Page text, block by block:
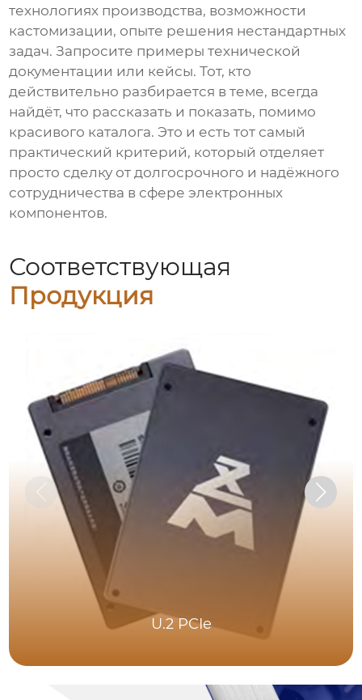
технологиях производства, возможности
кастомизации, опыте решения нестандартных
задач. Запросите примеры технической
документации или кейсы. Тот, кто
действительно разбирается в теме, всегда
найдёт, что рассказать и показать, помимо
красивого каталога. Это и есть тот самый
практический критерий, который отделяет
просто сделку от долгосрочного и надёжного
сотрудничества в сфере электронных
компонентов.
Соответствующая
Продукция
U.2 PCIe